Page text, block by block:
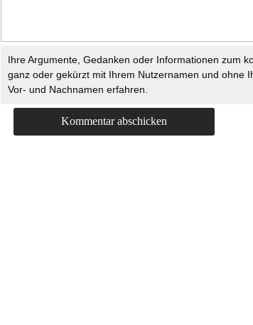
Ihre Argumente, Gedanken oder Informationen zum
ganz oder gekürzt mit Ihrem Nutzernamen und ohne
Vor- und Nachnamen erfahren.